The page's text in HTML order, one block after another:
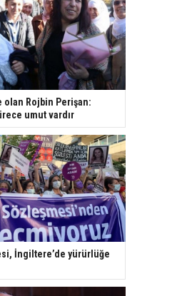
olan Rojbin Perişan:
umut vardır
İngiltere’de yürürlüğe